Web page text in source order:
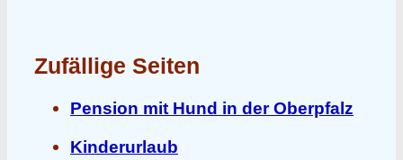
Zufällige Seiten
Pension mit Hund in der Oberpfalz
Kinderurlaub